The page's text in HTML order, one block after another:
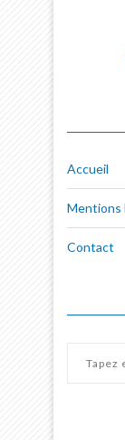
Accueil
Mentions
Contact